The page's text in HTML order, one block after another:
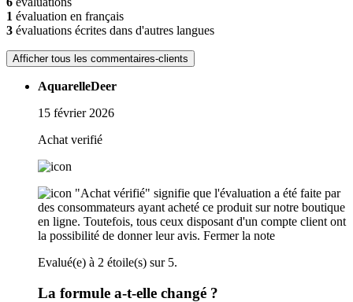
1 évaluation en français
3 évaluations écrites dans d'autres langues
Afficher tous les commentaires-clients
AquarelleDeer
15 février 2026
Achat verifié
"Achat vérifié" signifie que l'évaluation a été faite par
des consommateurs ayant acheté ce produit sur notre boutique
en ligne. Toutefois, tous ceux disposant d'un compte client ont
la possibilité de donner leur avis. Fermer la note
Evalué(e) à 2 étoile(s) sur 5.
La formule a-t-elle changé ?